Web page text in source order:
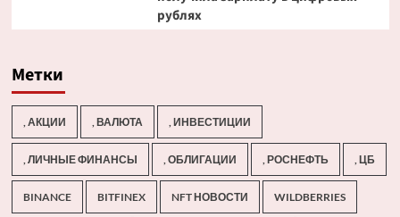
рублях
Метки
, АКЦИИ , ВАЛЮТА , ИНВЕСТИЦИИ
, ЛИЧНЫЕ ФИНАНСЫ , ОБЛИГАЦИИ , РОСНЕФТЬ , ЦБ
BINANCE BITFINEX NFT НОВОСТИ WILDBERRIES